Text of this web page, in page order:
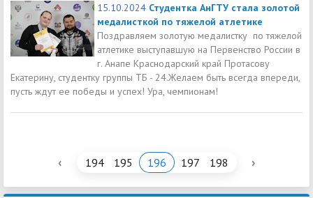
15.10.2024 Студентка АнГТУ стала золотой
медалисткой по тяжелой атлетике
Поздравляем золотую медалистку по тяжелой
атлетике выступавшую на Первенство России в
г. Анапе Краснодарский край Протасову
Екатерину, студентку группы ТБ - 24.Желаем быть всегда впереди,
пусть ждут ее победы и успех! Ура, чемпионам!
‹ 194 195 196 197 198 ›